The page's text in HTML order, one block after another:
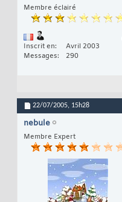
Membre éclairé
Inscrit en
Avril 2003
Messages
290
22/07/2005, 15h28
nebule
Membre Expert